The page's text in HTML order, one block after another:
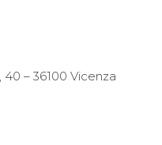
– 36100 Vicenza